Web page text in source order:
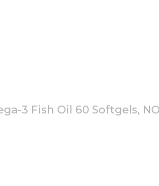
3 Fish Oil 60 Softgels,